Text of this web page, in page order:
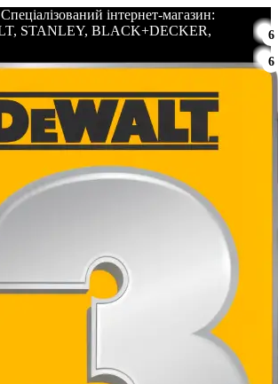
інтернет-магазин:
STANLEY, BLACK+DECKER,
6
6